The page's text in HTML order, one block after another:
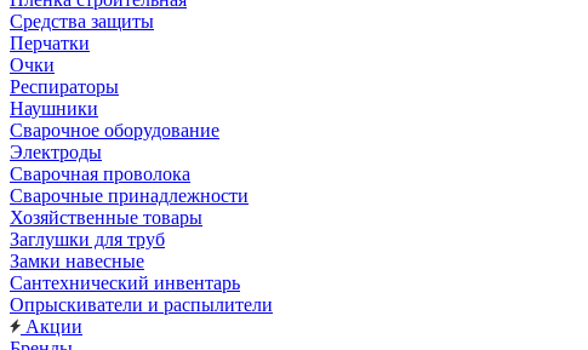
Средства защиты
Перчатки
Очки
Респираторы
Наушники
Сварочное оборудование
Электроды
Сварочная проволока
Сварочные принадлежности
Хозяйственные товары
Заглушки для труб
Замки навесные
Сантехнический инвентарь
Опрыскиватели и распылители
Акции